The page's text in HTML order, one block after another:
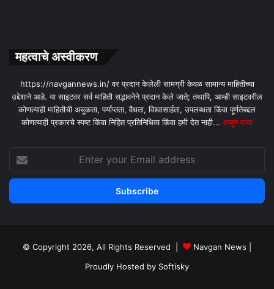
महत्वाचे अस्वीकरण
https://navgannews.in/ वर प्रदान केलेली सामग्री केवळ सामान्य माहितीच्या
उद्देशाने आहे. या साइटवर सर्व माहिती सद्भावनेने प्रदान केले जाते; तथापि, आम्ही साइटवरील
कोणत्याही माहितीची अचूकता, पर्याप्तता, वैधता, विश्वासार्हता, उपलब्धता किंवा पूर्णतेबद्दल
कोणत्याही प्रकारचे स्पष्ट किंवा निहित प्रतिनिधित्व किंवा हमी देत ​​नाही... अजून वाचा
your
Email
© Copyright 2026, All Rights Reserved | Navgan News
Proudly Hosted by Softisky